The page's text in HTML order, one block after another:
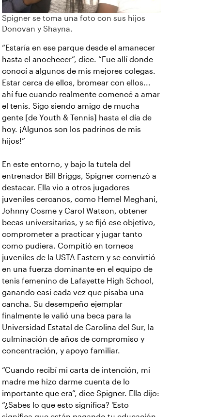
Spigner se toma una foto con sus hijos
Donovan y Shayna.
“Estaría en ese parque desde el amanecer
hasta el anochecer”, dice. “Fue allí donde
conocí a algunos de mis mejores colegas.
Estar cerca de ellos, bromear con ellos...
ahí fue cuando realmente comencé a amar
el tenis. Sigo siendo amigo de mucha
gente [de Youth & Tennis] hasta el día de
hoy. ¡Algunos son los padrinos de mis
hijos!”
En este entorno, y bajo la tutela del
entrenador Bill Briggs, Spigner comenzó a
destacar. Ella vio a otros jugadores
juveniles cercanos, como Hemel Meghani,
Johnny Cosme y Carol Watson, obtener
becas universitarias, y se fijó ese objetivo,
comprometer a practicar y jugar tanto
como pudiera. Compitió en torneos
juveniles de la USTA Eastern y se convirtió
en una fuerza dominante en el equipo de
tenis femenino de Lafayette High School,
ganando casi cada vez que pisaba una
cancha. Su desempeño ejemplar
finalmente le valió una beca para la
Universidad Estatal de Carolina del Sur, la
culminación de años de compromiso y
concentración, y apoyo familiar.
“Cuando recibí mi carta de intención, mi
madre me hizo darme cuenta de lo
importante que era”, dice Spigner. Ella dijo:
“¿Sabes lo que esto significa? 'Esto